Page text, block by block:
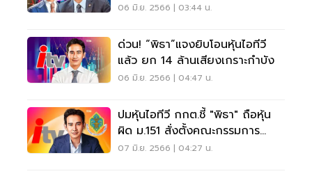
06 มิ.ย. 2566 | 03:44 น.
ด่วน! “พิธา”แจงยิบโอนหุ้นไอทีวี
แล้ว ยก 14 ล้านเสียงเกราะกำบัง
06 มิ.ย. 2566 | 04:47 น.
ปมหุ้นไอทีวี กกต.ชี้ "พิธา" ถือหุ้น
ผิด ม.151 สั่งตั้งคณะกรรมการ
ไต่สวน
07 มิ.ย. 2566 | 04:27 น.